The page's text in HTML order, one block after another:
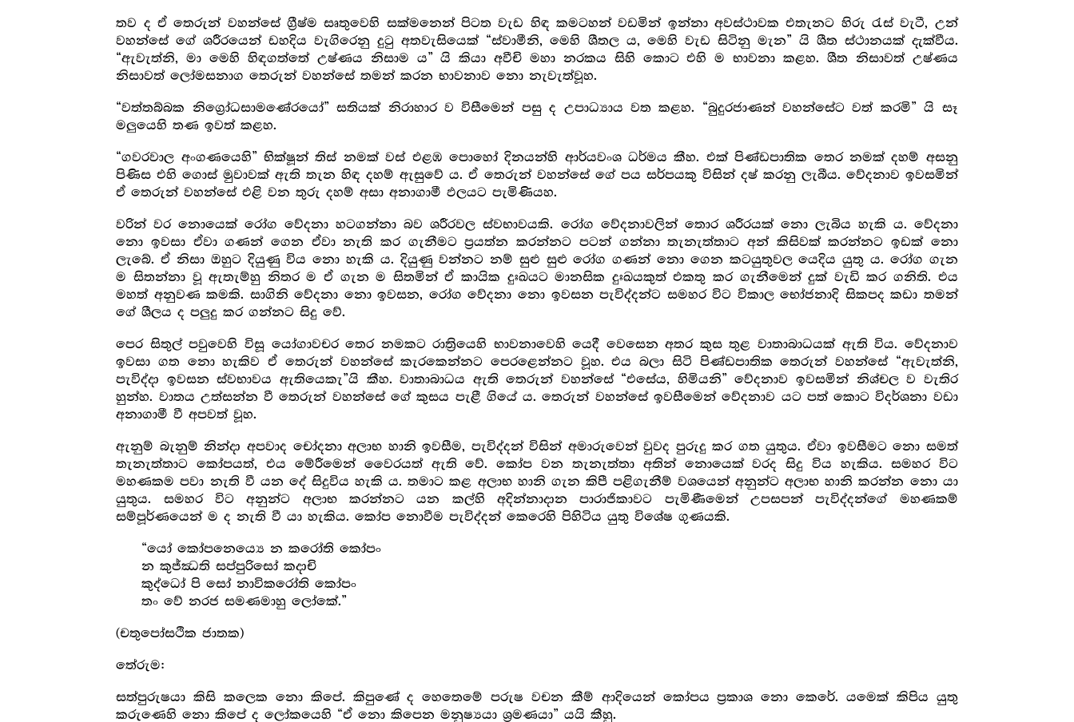
තව ද ඒ තෙරුන් වහන්සේ ග්‍රීෂ්ම සෘතුවෙහි සක්මනෙන් පිටත වැඩ හිඳ කමටහන් වඩමින් ඉන්නා අවස්ථාවක එතැනට හිරු රැස් වැටී, උන්
වහන්සේ ගේ ශරීරයෙන් ඩහදිය වැගිරෙනු දුටු අතවැසියෙක් “ස්වාමීනි, මෙහි ශීතල ය, මෙහි වැඩ සිටිනු මැන” යි ශීත ස්ථානයක් දැක්වීය.
“ඇවැත්නි, මා මෙහි හිඳගත්තේ උෂ්ණය නිසාම ය” යි කියා අවීචි මහා නරකය සිහි කොට එහි ම භාවනා කළහ. ශීත නිසාවත් උෂ්ණය
නිසාවත් ලෝමසනාග තෙරුන් වහන්සේ තමන් කරන භාවනාව නො නැවැත්වූහ.
“වත්තබ්බක නිග්‍රෝධසාමණේරයෝ” සතියක් නිරාහාර ව විසීමෙන් පසු ද උපාධ්‍යාය වත කළහ. “බුදුරජාණන් වහන්සේට වත් කරමි” යි සෑ
මලුයෙහි තණ ඉවත් කළහ.
“ගවරවාල අංගණයෙහි” භික්ෂූන් තිස් නමක් වස් එළඹ පොහෝ දිනයන්හි ආර්යවංශ ධර්මය කීහ. එක් පිණ්ඩපාතික තෙර නමක් දහම් අසනු
පිණිස එහි ගොස් මුවාවක් ඇති තැන හිඳ දහම් ඇසුවේ ය. ඒ තෙරුන් වහන්සේ ගේ පය සර්පයකු විසින් දෂ් කරනු ලැබීය. වේදනාව ඉවසමින්
ඒ තෙරුන් වහන්සේ එළි වන තුරු දහම් අසා අනාගාමී ඵලයට පැමිණියහ.
වරින් වර නොයෙක් රෝග වේදනා හටගන්නා බව ශරීරවල ස්වභාවයකි. රෝග වේදනාවලින් තොර ශරීරයක් නො ලැබිය හැකි ය. වේදනා
නො ඉවසා ඒවා ගණන් ගෙන ඒවා නැති කර ගැනීමට ප්‍ර‍යත්න කරන්නට පටන් ගන්නා තැනැත්තාට අන් කිසිවක් කරන්නට ඉඩක් නො
ලැබේ. ඒ නිසා ඔහුට දියුණු විය නො හැකි ය. දියුණු වන්නට නම් සුළු සුළු රෝග ගණන් නො ගෙන කටයුතුවල යෙදිය යුතු ය. රෝග ගැන
ම සිතන්නා වූ ඇතැම්හු නිතර ම ඒ ගැන ම සිතමින් ඒ කායික දුඃඛයට මානසික දුඃඛයකුත් එකතු කර ගැනීමෙන් දුක් වැඩි කර ගනිති. එය
මහත් අනුවණ කමකි. සාගිනි වේදනා නො ඉවසන, රෝග වේදනා නො ඉවසන පැවිද්දන්ට සමහර විට විකාල භෝජනාදි සිකපද කඩා තමන්
ගේ ශීලය ද පලුදු කර ගන්නට සිදු වේ.
පෙර සිතුල් පවුවෙහි විසූ යෝගාවචර තෙර නමකට රාත්‍රියෙහි භාවනාවෙහි යෙදී වෙසෙන අතර කුස තුළ වාතාබාධයක් ඇති විය. වේදනාව
ඉවසා ගත නො හැකිව ඒ තෙරුන් වහන්සේ කැරකෙන්නට පෙරළෙන්නට වූහ. එය බලා සිටි පිණ්ඩපාතික තෙරුන් වහන්සේ “ඇවැත්නි,
පැවිද්දා ඉවසන ස්වභාවය ඇතියෙකැ”යි කීහ. වාතාබාධය ඇති තෙරුන් වහන්සේ “එසේය, හිමියනි” වේදනාව ඉවසමින් නිශ්චල ව වැතිර
හුන්හ. වාතය උත්සන්න වී තෙරුන් වහන්සේ ගේ කුසය පැළී ගියේ ය. තෙරුන් වහන්සේ ඉවසීමෙන් වේදනාව යට පත් කොට විදර්ශනා වඩා
අනාගාමී වී අපවත් වූහ.
ඇනුම් බැනුම් නින්දා අපවාද චෝදනා අලාභ හානි ඉවසීම, පැවිද්දන් විසින් අමාරුවෙන් වුවද පුරුදු කර ගත යුතුය. ඒවා ඉවසීමට නො සමත්
තැනැත්තාට කෝපයත්, එය මේරීමෙන් වෛරයත් ඇති වේ. කෝප වන තැනැත්තා අතින් නොයෙක් වරද සිදු විය හැකිය. සමහර විට
මහණකම පවා නැති වී යන දේ සිදුවිය හැකි ය. තමාට කළ අලාභ හානි ගැන කිපී පළිගැනීම් වශයෙන් අනුන්ට අලාභ හානි කරන්න නො යා
යුතුය. සමහර විට අනුන්ට අලාභ කරන්නට යන කල්හි අදින්නාදාන පාරාජිකාවට පැමිණීමෙන් උපසපන් පැවිද්දන්ගේ මහණකම්
සම්පූර්ණයෙන් ම ද නැති වී යා හැකිය. කෝප නොවීම පැවිද්දන් කෙරෙහි පිහිටිය යුතු විශේෂ ගුණයකි.
“යෝ කෝපනෙය්‍යෙ න කරෝති කෝපං
න කුජ්ඣති සප්පුරිසෝ කදාචි
කුද්ධෝ පි සෝ නාවිකරෝති කෝපං
තං වේ නරජ සමණමාහු ලෝකේ.”
(චතුපෝසථික ජාතක)
තේරුම:
සත්පුරුෂයා කිසි කලෙක නො කිපේ. කිපුණේ ද හෙතෙමේ පරුෂ වචන කීම් ආදියෙන් කෝපය ප්‍ර‍කාශ නො කෙරේ. යමෙක් කිපිය යුතු
කරුණෙහි නො කිපේ ද ලෝකයෙහි “ඒ නො කිපෙන මනුෂ්‍යයා ශ්‍ර‍මණයා” යයි කීහු.